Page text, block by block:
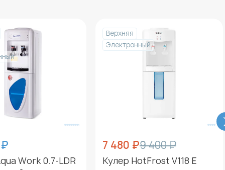
Work 0.7-LDR
Верхняя
Электронный
7 480 ₽9 400 ₽
Кулер HotFrost V118 E